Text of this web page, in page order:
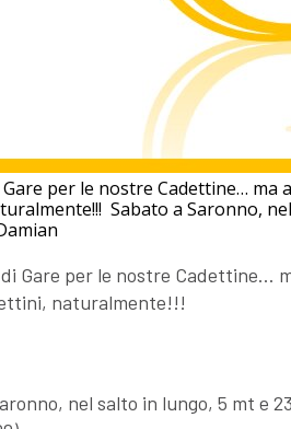
per le nostre Cadettine… ma
Sabato a Saronno,
Gare per le nostre Cadettine…
naturalmente!!!
nel salto in lungo, 5 mt e